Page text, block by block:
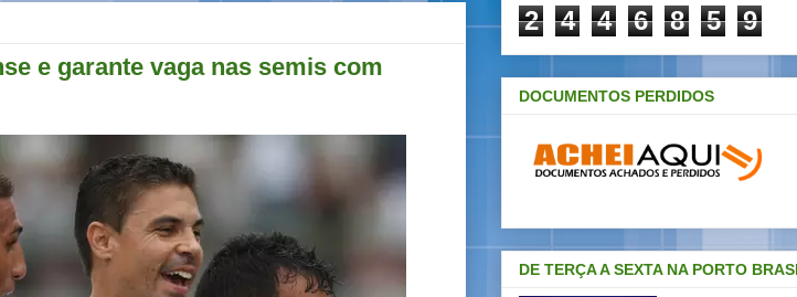
e garante vaga nas semis com
2 4 4 6 8 5 9
DOCUMENTOS PERDIDOS
DE TERÇA A SEXTA NA PORTO